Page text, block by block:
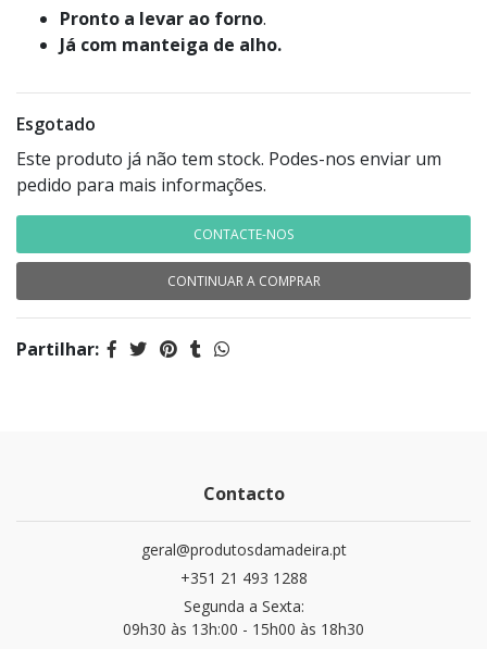
Pronto a levar ao forno.
Já com manteiga de alho.
Esgotado
Este produto já não tem stock. Podes-nos enviar um
pedido para mais informações.
CONTACTE-NOS
CONTINUAR A COMPRAR
Partilhar:
Contacto
geral@produtosdamadeira.pt
+351 21 493 1288
Segunda a Sexta:
09h30 às 13h:00 - 15h00 às 18h30